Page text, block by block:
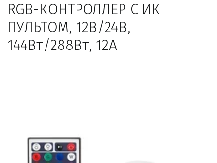
RGB-КОНТРОЛЛЕР С ИК
ПУЛЬТОМ, 12В/24В,
144Вт/